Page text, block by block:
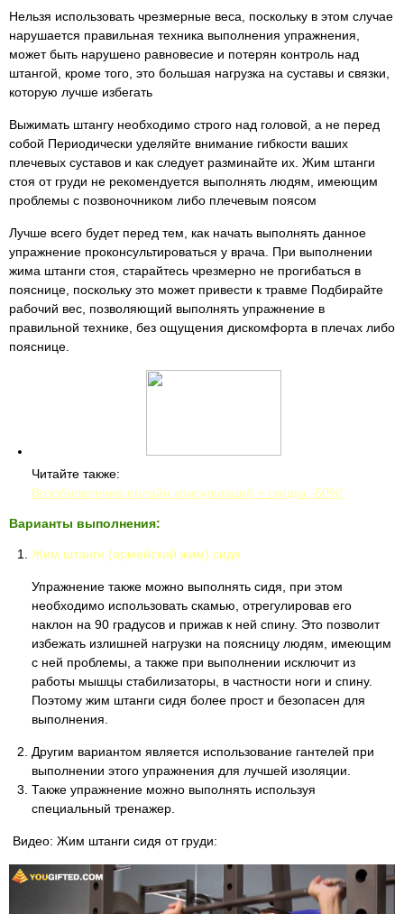
Нельзя использовать чрезмерные веса, поскольку в этом случае
нарушается правильная техника выполнения упражнения,
может быть нарушено равновесие и потерян контроль над
штангой, кроме того, это большая нагрузка на суставы и связки,
которую лучше избегать
Выжимать штангу необходимо строго над головой, а не перед
собой Периодически уделяйте внимание гибкости ваших
плечевых суставов и как следует разминайте их. Жим штанги
стоя от груди не рекомендуется выполнять людям, имеющим
проблемы с позвоночником либо плечевым поясом
Лучше всего будет перед тем, как начать выполнять данное
упражнение проконсультироваться у врача. При выполнении
жима штанги стоя, старайтесь чрезмерно не прогибаться в
пояснице, поскольку это может привести к травме Подбирайте
рабочий вес, позволяющий выполнять упражнение в
правильной технике, без ощущения дискомфорта в плечах либо
пояснице.
Читайте также:
Возобновление онлайн консультаций + скидка -50%!
Варианты выполнения:
Жим штанги (армейский жим) сидя
Упражнение также можно выполнять сидя, при этом
необходимо использовать скамью, отрегулировав его
наклон на 90 градусов и прижав к ней спину. Это позволит
избежать излишней нагрузки на поясницу людям, имеющим
с ней проблемы, а также при выполнении исключит из
работы мышцы стабилизаторы, в частности ноги и спину.
Поэтому жим штанги сидя более прост и безопасен для
выполнения.
Другим вариантом является использование гантелей при
выполнении этого упражнения для лучшей изоляции.
Также упражнение можно выполнять используя
специальный тренажер.
Видео: Жим штанги сидя от груди: